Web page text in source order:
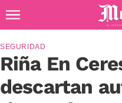
Diario de Morelos
Riña En
descartan
SEGURIDAD